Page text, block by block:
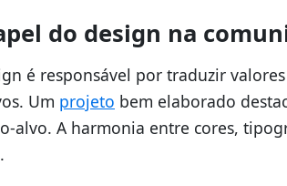
do design na
é responsável por traduzir
Um projeto bem elaborado
alvo. A harmonia entre cores,